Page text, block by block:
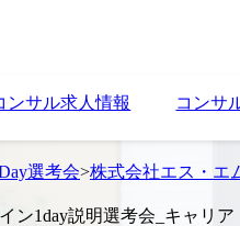
ンサル求人情報 コンサ
選考会>株式会社エス・エ
ン1day説明選考会_キャリア